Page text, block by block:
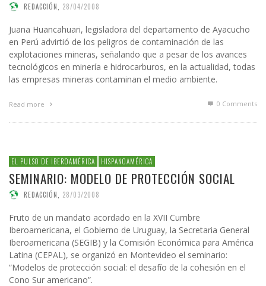
REDACCIÓN 28/04/2008
Juana Huancahuari, legisladora del departamento de Ayacucho
en Perú advirtió de los peligros de contaminación de las
explotaciones mineras, señalando que a pesar de los avances
tecnológicos en minería e hidrocarburos, en la actualidad, todas
las empresas mineras contaminan el medio ambiente.
Read more 0 Comments
EL PULSO DE IBEROAMÉRICA HISPANOAMÉRICA
SEMINARIO: MODELO DE PROTECCIÓN SOCIAL
REDACCIÓN 28/03/2008
Fruto de un mandato acordado en la XVII Cumbre
Iberoamericana, el Gobierno de Uruguay, la Secretaria General
Iberoamericana (SEGIB) y la Comisión Económica para América
Latina (CEPAL), se organizó en Montevideo el seminario:
“Modelos de protección social: el desafío de la cohesión en el
Cono Sur americano”.